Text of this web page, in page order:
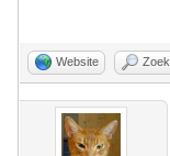
Website Zoek